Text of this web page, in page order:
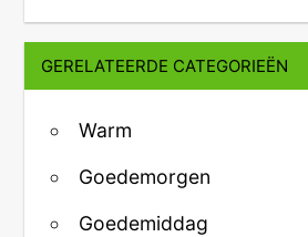
GERELATEERDE CATEGORIEËN
Warm
Goedemorgen
Goedemiddag